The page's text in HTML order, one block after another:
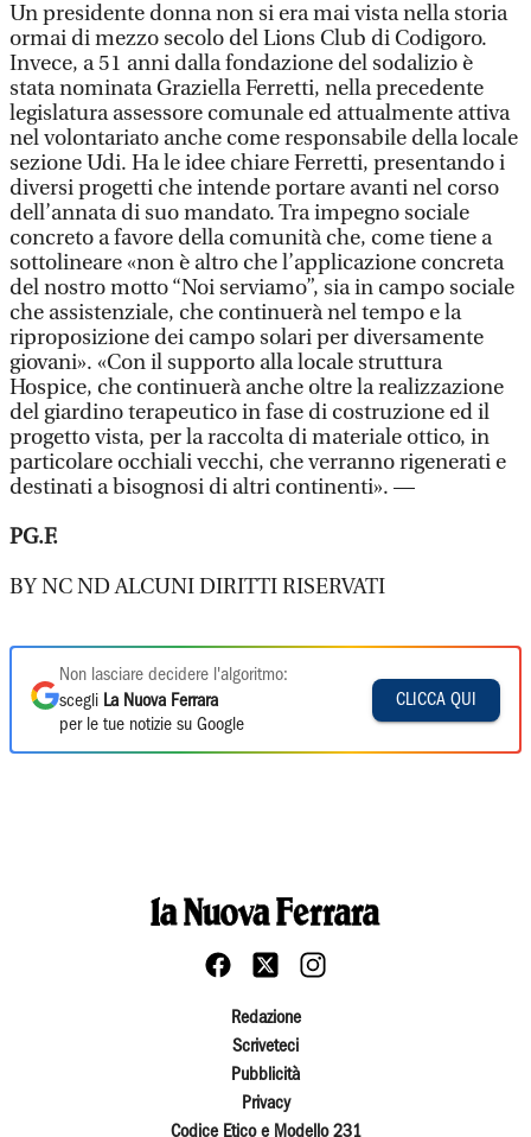
Un presidente donna non si era mai vista nella storia
ormai di mezzo secolo del Lions Club di Codigoro.
Invece, a 51 anni dalla fondazione del sodalizio è
stata nominata Graziella Ferretti, nella precedente
legislatura assessore comunale ed attualmente attiva
nel volontariato anche come responsabile della locale
sezione Udi. Ha le idee chiare Ferretti, presentando i
diversi progetti che intende portare avanti nel corso
dell’annata di suo mandato. Tra impegno sociale
concreto a favore della comunità che, come tiene a
sottolineare «non è altro che l’applicazione concreta
del nostro motto “Noi serviamo”, sia in campo sociale
che assistenziale, che continuerà nel tempo e la
riproposizione dei campo solari per diversamente
giovani». «Con il supporto alla locale struttura
Hospice, che continuerà anche oltre la realizzazione
del giardino terapeutico in fase di costruzione ed il
progetto vista, per la raccolta di materiale ottico, in
particolare occhiali vecchi, che verranno rigenerati e
destinati a bisognosi di altri continenti». —
PG.F.
BY NC ND ALCUNI DIRITTI RISERVATI
Non lasciare decidere l'algoritmo:
scegli La Nuova Ferrara
per le tue notizie su Google
CLICCA QUI
Redazione
Scriveteci
Pubblicità
Privacy
Codice Etico e Modello 231